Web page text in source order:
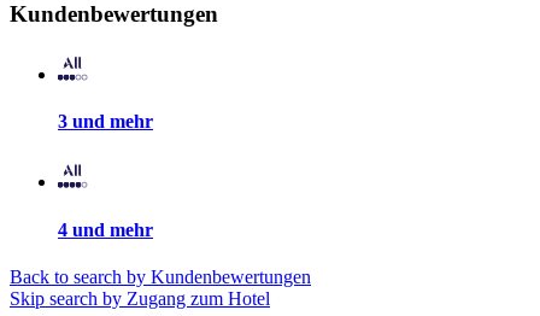
Kundenbewertungen
3 und mehr
4 und mehr
Back to search by Kundenbewertungen
Skip search by Zugang zum Hotel